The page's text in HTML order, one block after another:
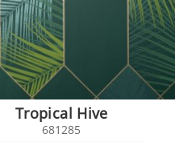
Tropical Hive
681285